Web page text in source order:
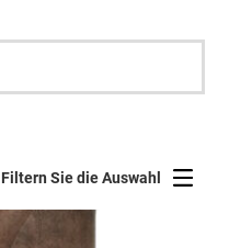
sortiert
Filtern Sie die Auswahl